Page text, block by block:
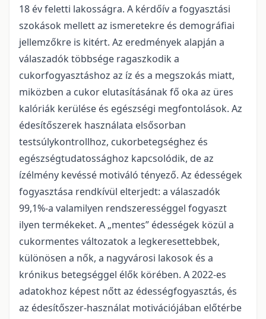
18 év feletti lakosságra. A kérdőív a fogyasztási
szokások mellett az ismeretekre és demográfiai
jellemzőkre is kitért. Az eredmények alapján a
válaszadók többsége ragaszkodik a
cukorfogyasztáshoz az íz és a megszokás miatt,
miközben a cukor elutasításának fő oka az üres
kalóriák kerülése és egészségi megfontolások. Az
édesítőszerek használata elsősorban
testsúlykontrollhoz, cukorbetegséghez és
egészségtudatossághoz kapcsolódik, de az
ízélmény kevéssé motiváló tényező. Az édességek
fogyasztása rendkívül elterjedt: a válaszadók
99,1%-a valamilyen rendszerességgel fogyaszt
ilyen termékeket. A „mentes” édességek közül a
cukormentes változatok a legkeresettebbek,
különösen a nők, a nagyvárosi lakosok és a
krónikus betegséggel élők körében. A 2022-es
adatokhoz képest nőtt az édességfogyasztás, és
az édesítőszer-használat motivációjában előtérbe